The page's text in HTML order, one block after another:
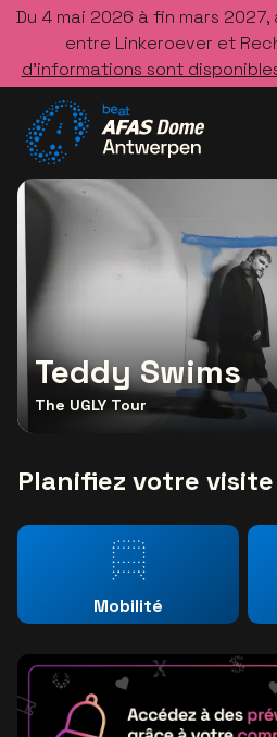
Du 4 mai 2026 à fin mars
entre Linkeroever et
d’informations sont
Allez à la page d'accueil
Teddy Swims
The UGLY Tour
Planifiez votre visite
Mobilité